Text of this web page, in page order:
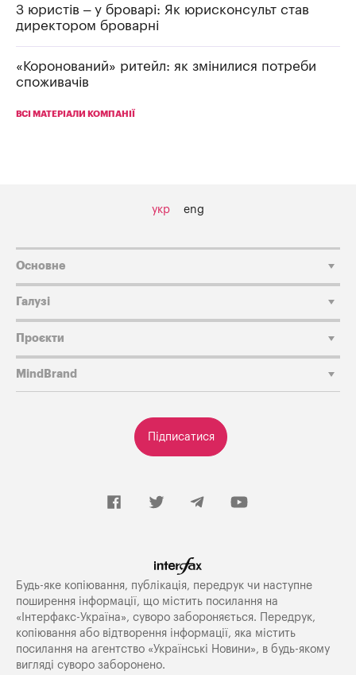
З юристів – у броварі: Як юрисконсульт став
директором броварні
«Коронований» ритейл: як змінилися потреби
споживачів
ВСІ МАТЕРІАЛИ КОМПАНІЇ
укр eng
Підписатися
Основне
Галузі
Проєкти
MindBrand
Будь-яке копiювання, публiкацiя, передрук чи наступне
поширення iнформацiї, що мiстить посилання на
«Iнтерфакс-Україна», суворо забороняється. Передрук,
копіювання або відтворення інформації, яка містить
посилання на агентство «Українські Новини», в будь-якому
вигляді суворо заборонено.